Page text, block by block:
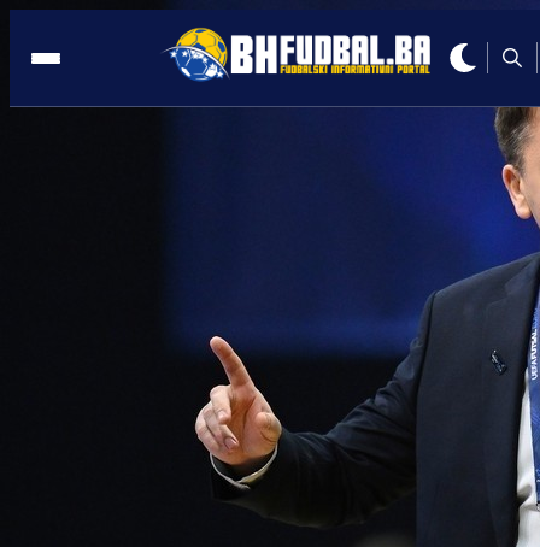
BH Fanaticosi: 'Srpski četnik' je
angažovan u futsal timu BiH, tu mu nije